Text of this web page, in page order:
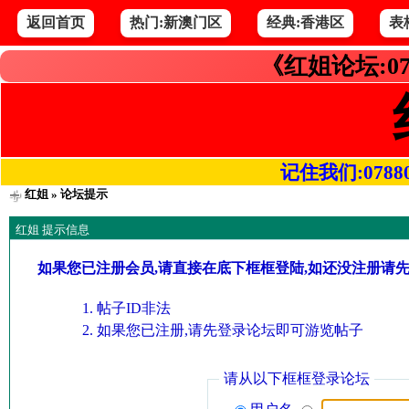
返回首页 热门:新澳门区 经典:香港区 表
《红姐论坛
记住我们
红姐» 论坛提示
红姐 提示信息
如果您已注册会员,请直接在底下框框登陆,如还没注册请
帖子ID非法
如果您已注册,请先登录论坛即可游览帖子
请从以下框框登录论坛